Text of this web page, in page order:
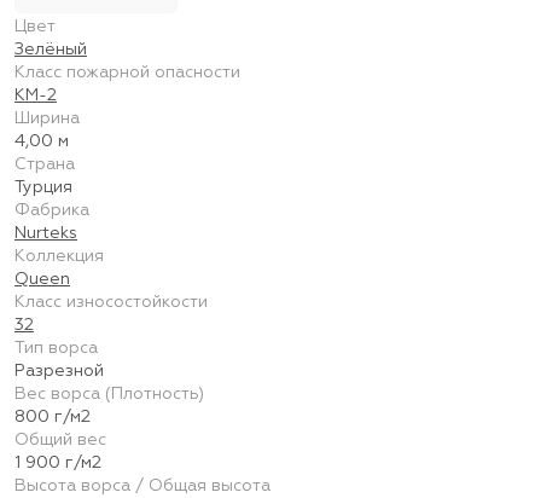
Цвет
Зелёный
Класс пожарной опасности
КМ-2
Ширина
4,00 м
Страна
Турция
Фабрика
Nurteks
Коллекция
Queen
Класс износостойкости
32
Тип ворса
Разрезной
Вес ворса (Плотность)
800 г/м2
Общий вес
1 900 г/м2
Высота ворса / Общая высота